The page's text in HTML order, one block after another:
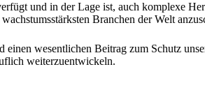
und in der Lage ist, auch komplexe
Branchen der Welt
wesentlichen Beitrag zum Schutz
weiterzuentwickeln.